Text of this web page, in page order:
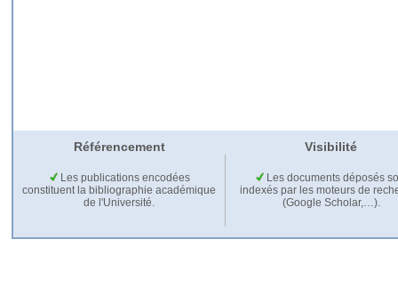
Référencement Visibilité
Les publications encodées
constituent la bibliographie académique
de l'Université.
Les documents déposés
indexés par les moteurs de
(Google Scholar,…).